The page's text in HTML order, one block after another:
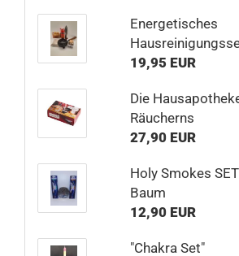
Energetisches
19,95 EUR
Die
Räucherns
27,90 EUR
Holy Smokes
Baum
12,90 EUR
"Chakra Set"